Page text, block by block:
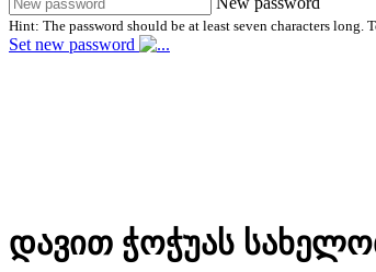
Hint: The password should be at least seven characters long.
Set new password
დავით ჭოჭუას